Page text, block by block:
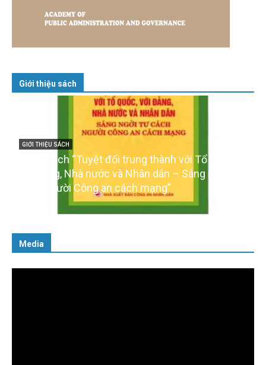
Giới thiệu sách
GIỚI THIỆU SÁCH
Cuốn sách “Tuyệt đối trung thành với Tổ quốc,
với Đảng, Nhà nước và Nhân dân – Sáng ngời tư
cách người Công an cách mạng”
Media